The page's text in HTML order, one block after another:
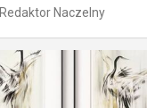
Redaktor Naczelny